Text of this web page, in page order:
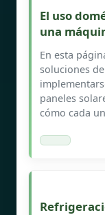
El uso
una
En esta
soluciones
paneles
cómo cada